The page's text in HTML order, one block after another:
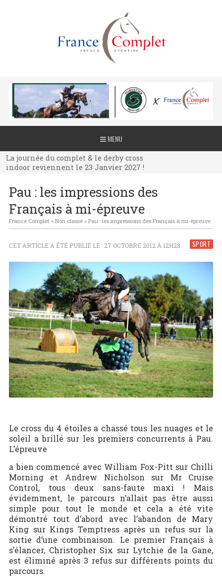
MENU
La journée du complet & le derby cross
indoor reviennent le 23 Janvier 2027 !
La journée du complet & le derby cross
indoor reviennent le 23 Janvier 2027 !
indoor reviennent le 23 Janvier 2027 !
Pau : les impressions des
Français à mi-épreuve
France Complet» Non classé» Pau : les impressions des Français à mi-épreuve
SPORT
CET ARTICLE A ÉTÉ PUBLIÉ LE : 27 OCTOBRE 2012 À 12H28
Le cross du 4 étoiles a chassé tous les nuages et le
soleil a brillé sur les premiers concurrents à Pau.
L’épreuve
a bien commencé avec William Fox-Pitt sur Chilli
Morning et Andrew Nicholson sur Mr Cruise
Control, tous deux sans-faute maxi ! Mais
évidemment, le parcours n’allait pas être aussi
simple pour tout le monde et cela a été vite
démontré tout d’abord avec l’abandon de Mary
King sur Kings Temptress après un refus sur la
sortie d’une combinaison. Le premier Français à
s’élancer, Christopher Six sur Lytchie de la Gane,
est éliminé après 3 refus sur différents points du
parcours.